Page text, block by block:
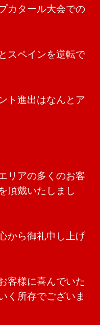
カタール大会での
スペインを逆転で
ト進出はなんとア
リアの多くのお客
頂戴いたしまし
から御礼申し上げ
客様に喜んでいた
く所存でございま